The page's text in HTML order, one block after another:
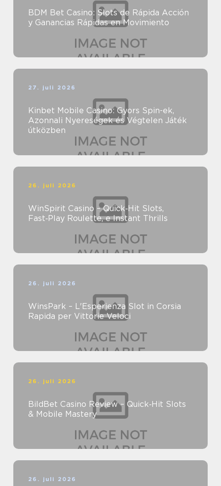
BDM Bet Casino: Slots de Rápida Acción
y Ganancias Rápidas en Movimiento
27. juli 2026
Kinbet Mobile Casino: Gyors Spin-ek,
Azonnali Nyereségek és Végtelen Játék
útközben
26. juli 2026
WinSpirit Casino – Quick‑Hit Slots,
Fast‑Play Roulette, e Instant Thrills
26. juli 2026
WinsPark – L'Esperienza Slot in Corsia
Rapida per Vittorie Veloci
26. juli 2026
BildBet Casino Review – Quick‑Hit Slots
& Mobile Mastery
26. juli 2026